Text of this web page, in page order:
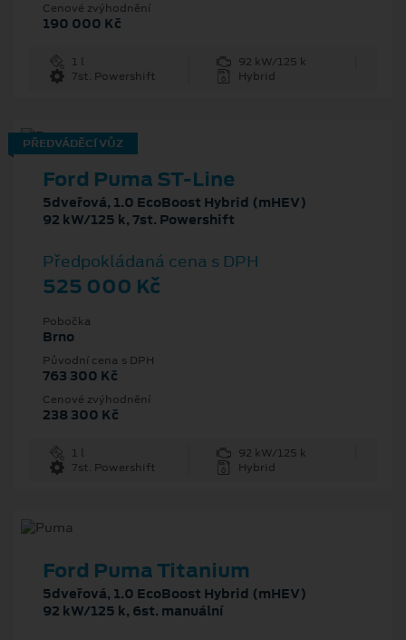
Cenové zvýhodnění
190 000 Kč
1 l
92 kW/125 k
7st. Powershift
Hybrid
PŘEDVÁDĚCÍ VŮZ
Ford Puma ST-Line
5dveřová, 1.0 EcoBoost Hybrid (mHEV)
92 kW/125 k, 7st. Powershift
Předpokládaná cena s DPH
525 000 Kč
Pobočka
Brno
Původní cena s DPH
763 300 Kč
Cenové zvýhodnění
238 300 Kč
1 l
92 kW/125 k
7st. Powershift
Hybrid
Ford Puma Titanium
5dveřová, 1.0 EcoBoost Hybrid (mHEV)
92 kW/125 k, 6st. manuální